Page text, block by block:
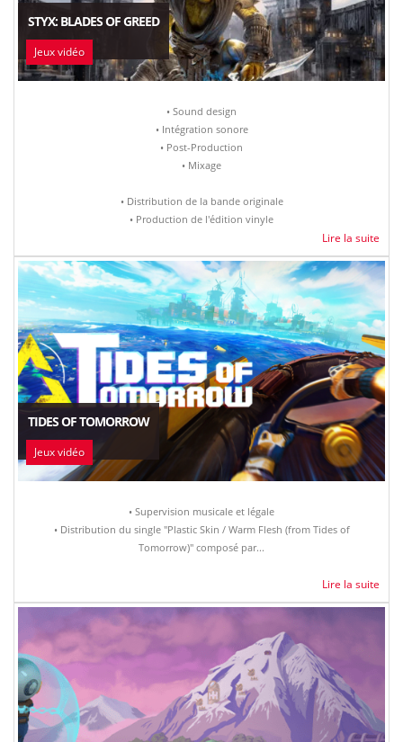
STYX: BLADES OF GREED
Jeux vidéo
• Sound design
• Intégration sonore
• Post-Production
• Mixage
• Distribution de la bande originale
• Production de l'édition vinyle
Lire la suite
TIDES OF TOMORROW
Jeux vidéo
• Supervision musicale et légale
• Distribution du single "Plastic Skin / Warm Flesh (from Tides of
Tomorrow)" composé par...
Lire la suite